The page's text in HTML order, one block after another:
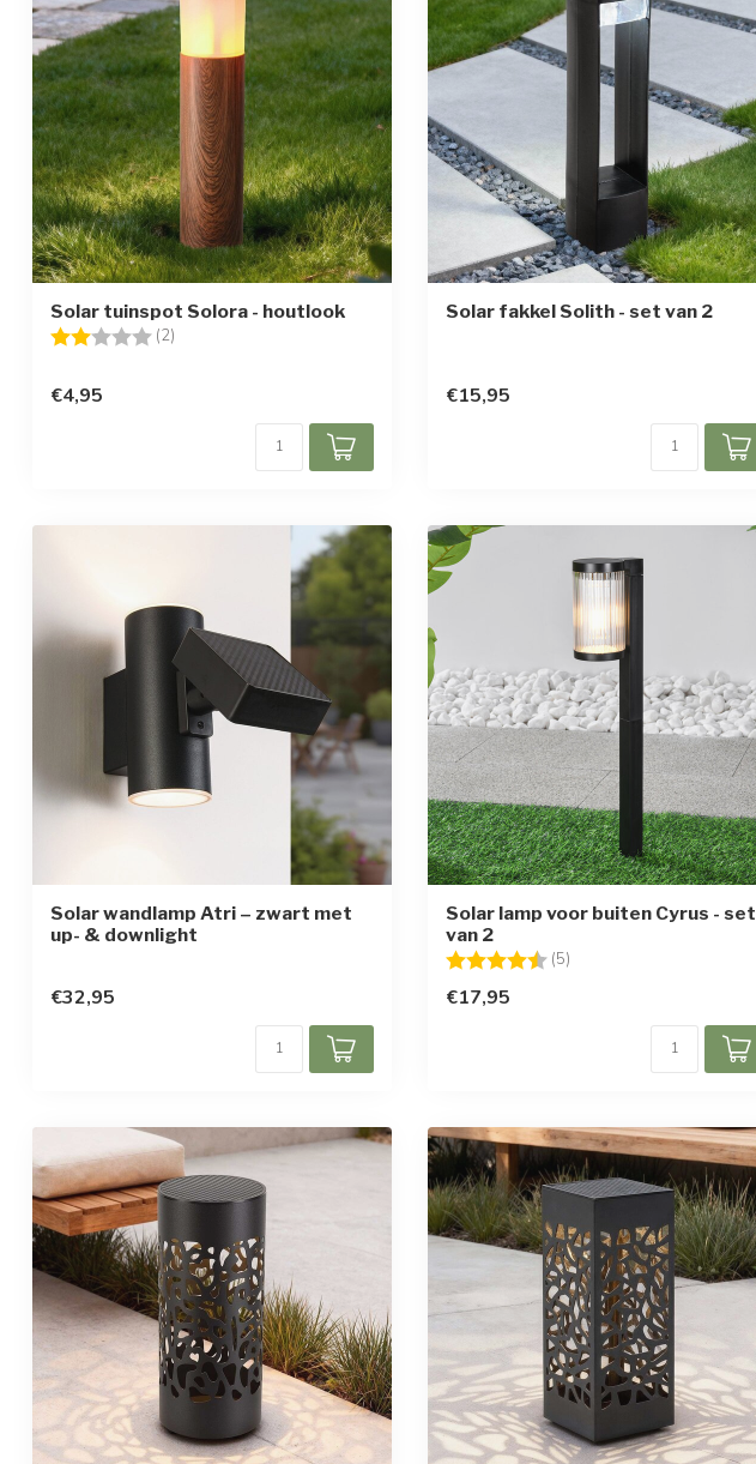
Solar tuinspot Solora - houtlook
Beoordeling: (2)
€4,95
Solar fakkel Solith - set van 2
€15,95
Solar wandlamp Atri – zwart met
up- & downlight
€32,95
Solar lamp voor buiten Cyrus - set
van 2
Beoordeling: (5)
€17,95